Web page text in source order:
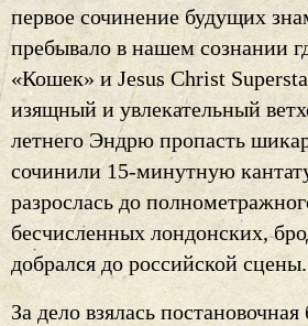
первое сочинение будущих
пребывало в нашем сознании
«Кошек» и Jesus Christ
изящный и увлекательный
летнего Эндрю пропасть
сочинили 15-минутную
разрослась до
бесчисленных лондонских,
добрался до российской сцены.
За дело взялась